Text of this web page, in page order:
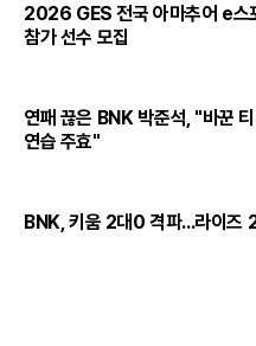
2026 GES 전국 아마추어 e스
참가 선수 모집
연패 끊은 BNK 박준석, "바꾼
연습 주효"
BNK, 키움 2대0 격파...라이즈